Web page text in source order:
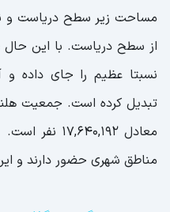
مساحت زیر سطح دریاست و
از سطح دریاست. با این
نسبتا عظیم را جای داده و
مناطق شهری حضور دارند و